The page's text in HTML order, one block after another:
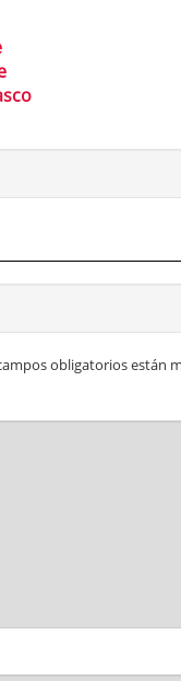
obligatorios están